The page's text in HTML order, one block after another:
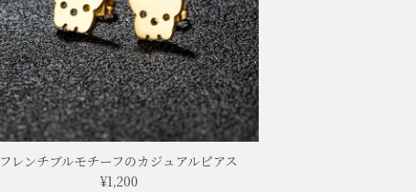
フレンチブルモチーフのカジュアルピアス
¥1,200